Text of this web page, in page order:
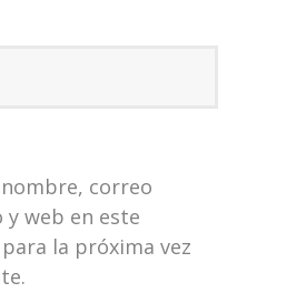
correo
web en este
la próxima vez